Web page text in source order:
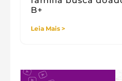
B+
Leia Mais >